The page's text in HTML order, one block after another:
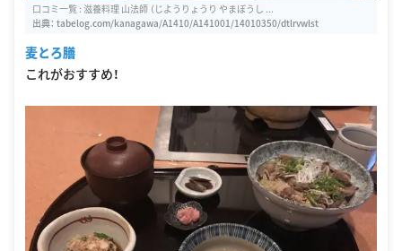
口コミ一覧 : 滋養料理 山法師 （じようりょうり やまぼうし ...
出典： tabelog.com/kanagawa/A1410/A141001/14010350/dtlrvwlst
麦とろ膳
これがおすすめ！